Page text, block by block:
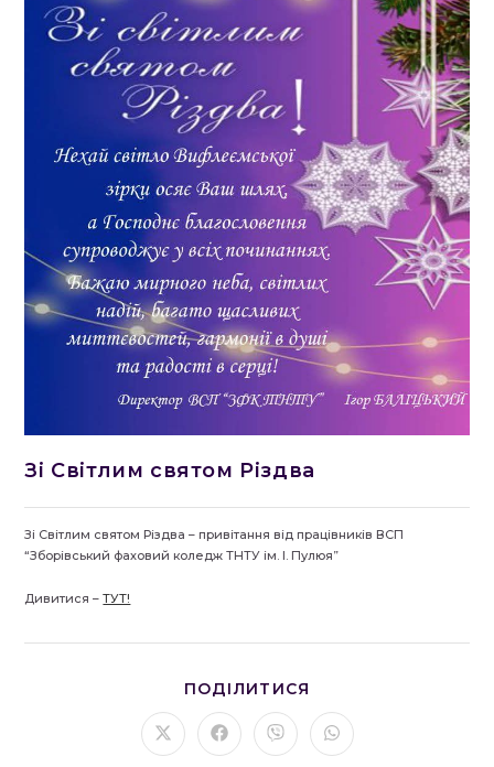
Зі Світлим святом Різдва
Зі Світлим святом Різдва – привітання від працівників ВСП
“Зборівський фаховий коледж ТНТУ ім. І. Пулюя”
Дивитися –ТУТ!
ПОДІЛИТИСЯ
ЦИМ
ВМІСТОМ
Відкрити
в
Відкрити
в
Відкрити
в
Відкрити
в